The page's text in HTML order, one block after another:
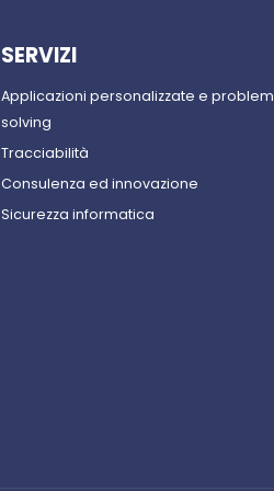
SERVIZI
Applicazioni personalizzate e problem
solving
Tracciabilità
Consulenza ed innovazione
Sicurezza informatica